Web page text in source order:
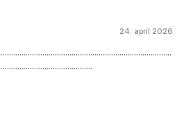
24. april 2026